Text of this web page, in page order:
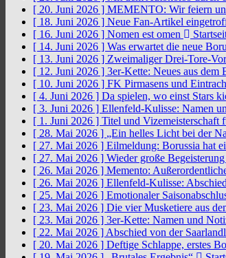
[ 20. Juni 2026 ] MEMENTO: Wir feiern
[ 18. Juni 2026 ] Neue Fan-Artikel
[ 16. Juni 2026 ] Nomen est omen
[ 14. Juni 2026 ] Was erwartet die neue
[ 13. Juni 2026 ] Zweimaliger Drei-Tore-
[ 12. Juni 2026 ] 3er-Kette: Neues aus dem
[ 10. Juni 2026 ] FK Pirmasens und
[ 4. Juni 2026 ] Da spielen, wo einst Stars
[ 3. Juni 2026 ] Ellenfeld-Kulisse: Namen
[ 1. Juni 2026 ] Titel und Vizemeisterschaft
[ 28. Mai 2026 ] „Ein helles Licht bei der
[ 27. Mai 2026 ] Eilmeldung: Borussia hat
[ 27. Mai 2026 ] Wieder große
[ 26. Mai 2026 ] Memento:
[ 26. Mai 2026 ] Ellenfeld-Kulisse:
[ 25. Mai 2026 ] Emotionaler
[ 23. Mai 2026 ] Die vier Musketiere aus
[ 23. Mai 2026 ] 3er-Kette: Namen und
[ 22. Mai 2026 ] Abschied von der
[ 20. Mai 2026 ] Deftige Schlappe, erstes